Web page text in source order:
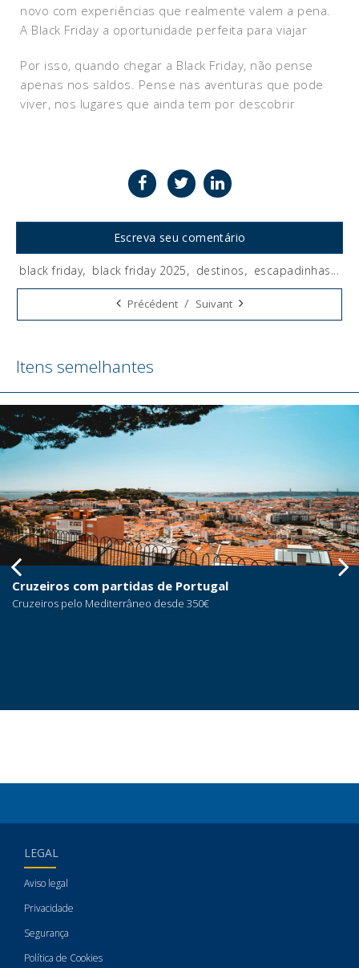
novo com experiências que realmente valem a pena.
A Black Friday a oportunidade perfeita para viajar
Por isso, quando chegar a Black Friday, não pense
apenas nos saldos. Pense nas aventuras que pode
viver, nos lugares que ainda tem por descobrir
Escreva seu comentário
Tags:
black friday, black friday 2025, destinos, escapadinhas...
Précédent / Suivant
Itens semelhantes
de Portugal
desde 350€
LEGAL
Aviso legal
Privacidade
Segurança
Política de Cookies